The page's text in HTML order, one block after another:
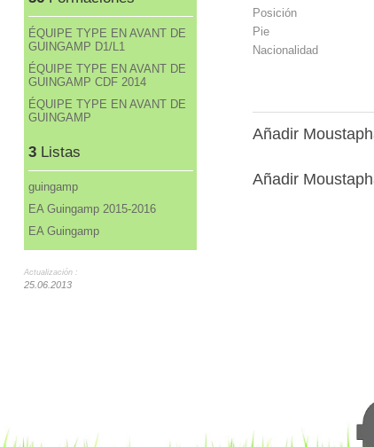
ÉQUIPE TYPE EN AVANT DE
GUINGAMP D1/L1
ÉQUIPE TYPE EN AVANT DE
GUINGAMP CDF 2014
ÉQUIPE TYPE EN AVANT DE
GUINGAMP
3Listas
guingamp
EA Guingamp 2015-2016
EA Guingamp
Actualización :
25.06.2013
Posición
Pie
Nacionalidad
Añadir
Añadir